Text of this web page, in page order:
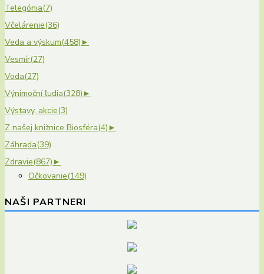
Telegónia(7)
Včelárenie(36)
Veda a výskum(458)►
Vesmír(27)
Voda(27)
Výnimoční ľudia(328)►
Výstavy, akcie(3)
Z našej knižnice Biosféra(4)►
Záhrada(39)
Zdravie(867)►
Očkovanie(149)
NAŠI PARTNERI